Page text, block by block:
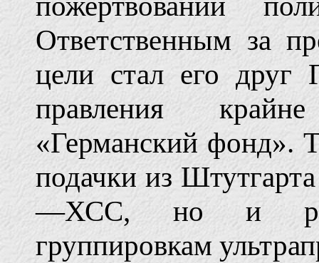
Ответственным за
цели стал его друг
правления
«Германский фонд».
подачки из
—ХСС, но и
группировкам